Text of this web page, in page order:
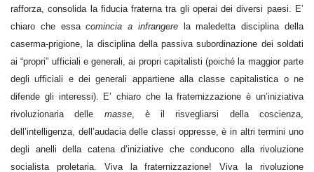
rafforza, consolida la fiducia fraterna tra gli operai dei diversi paesi. E’
chiaro che essacomincia a infrangerela maledetta disciplina della
caserma-prigione, la disciplina della passiva subordinazione dei soldati
ai “propri” ufficiali e generali, ai propri capitalisti (poiché la maggior parte
degli ufficiali e dei generali appartiene alla classe capitalistica o ne
difende gli interessi). E’ chiaro che la fraternizzazione è un’iniziativa
rivoluzionaria delle masse, è il risvegliarsi della coscienza,
dell’intelligenza, dell’audacia delle classi oppresse, è in altri termini uno
degli anelli della catena d’iniziative che conducono alla rivoluzione
socialista proletaria. Viva la fraternizzazione! Viva la rivoluzione